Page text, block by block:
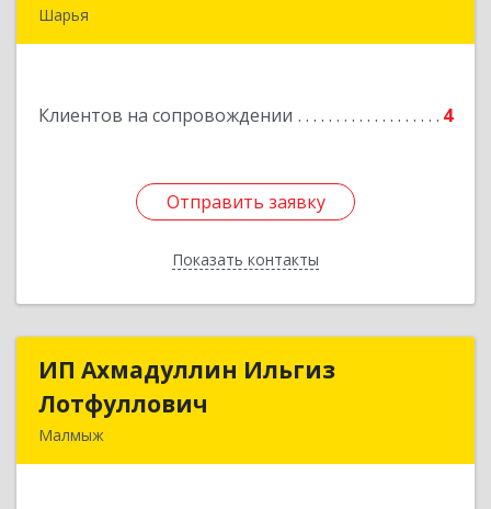
Шарья
Клиентов на сопровождении 4
Отправить заявку
Показать контакты
Отправить заявку
Назад
ИП Ахмадуллин Ильгиз
Лотфуллович
Малмыж
ИП Ахмадуллин Ильгиз